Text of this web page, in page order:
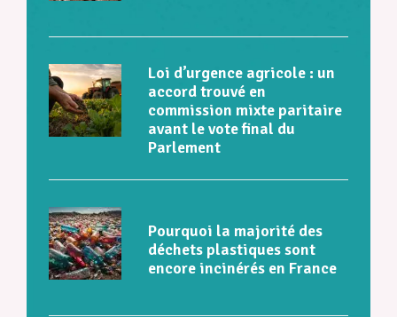
Loi d’urgence agricole : un
accord trouvé en
commission mixte paritaire
avant le vote final du
Parlement
Pourquoi la majorité des
déchets plastiques sont
encore incinérés en France